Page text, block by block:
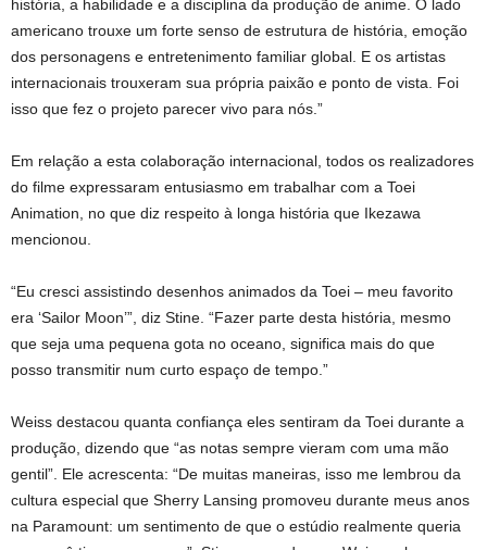
história, a habilidade e a disciplina da produção de anime. O lado
americano trouxe um forte senso de estrutura de história, emoção
dos personagens e entretenimento familiar global. E os artistas
internacionais trouxeram sua própria paixão e ponto de vista. Foi
isso que fez o projeto parecer vivo para nós.”
Em relação a esta colaboração internacional, todos os realizadores
do filme expressaram entusiasmo em trabalhar com a Toei
Animation, no que diz respeito à longa história que Ikezawa
mencionou.
“Eu cresci assistindo desenhos animados da Toei – meu favorito
era ‘Sailor Moon’”, diz Stine. “Fazer parte desta história, mesmo
que seja uma pequena gota no oceano, significa mais do que
posso transmitir num curto espaço de tempo.”
Weiss destacou quanta confiança eles sentiram da Toei durante a
produção, dizendo que “as notas sempre vieram com uma mão
gentil”. Ele acrescenta: “De muitas maneiras, isso me lembrou da
cultura especial que Sherry Lansing promoveu durante meus anos
na Paramount: um sentimento de que o estúdio realmente queria